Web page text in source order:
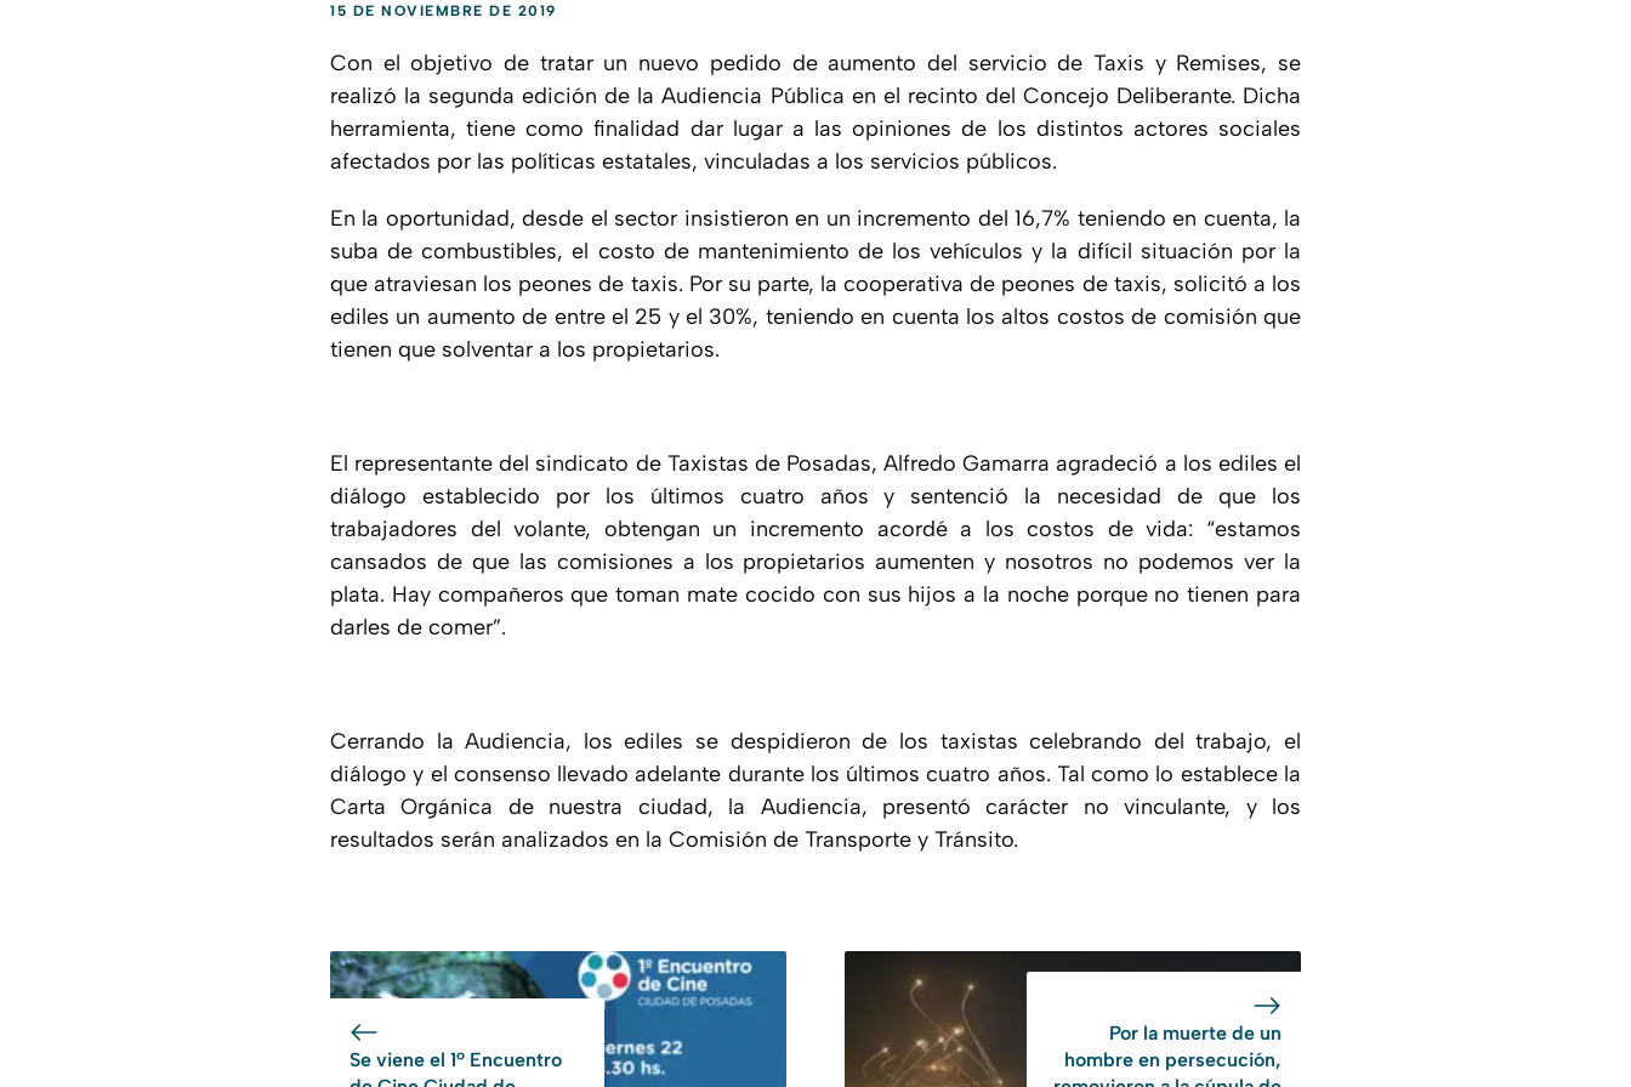
15 DE NOVIEMBRE DE 2019
Con el objetivo de tratar un nuevo pedido de aumento del servicio de Taxis y Remises, se
realizó la segunda edición de la Audiencia Pública en el recinto del Concejo Deliberante. Dicha
herramienta, tiene como finalidad dar lugar a las opiniones de los distintos actores sociales
afectados por las políticas estatales, vinculadas a los servicios públicos.
En la oportunidad, desde el sector insistieron en un incremento del 16,7% teniendo en cuenta, la
suba de combustibles, el costo de mantenimiento de los vehículos y la difícil situación por la
que atraviesan los peones de taxis. Por su parte, la cooperativa de peones de taxis, solicitó a los
ediles un aumento de entre el 25 y el 30%, teniendo en cuenta los altos costos de comisión que
tienen que solventar a los propietarios.
El representante del sindicato de Taxistas de Posadas, Alfredo Gamarra agradeció a los ediles el
diálogo establecido por los últimos cuatro años y sentenció la necesidad de que los
trabajadores del volante, obtengan un incremento acordé a los costos de vida: “estamos
cansados de que las comisiones a los propietarios aumenten y nosotros no podemos ver la
plata. Hay compañeros que toman mate cocido con sus hijos a la noche porque no tienen para
darles de comer”.
Cerrando la Audiencia, los ediles se despidieron de los taxistas celebrando del trabajo, el
diálogo y el consenso llevado adelante durante los últimos cuatro años. Tal como lo establece la
Carta Orgánica de nuestra ciudad, la Audiencia, presentó carácter no vinculante, y los
resultados serán analizados en la Comisión de Transporte y Tránsito.
Se viene el 1º Encuentro
Por la muerte de un
hombre en persecución,